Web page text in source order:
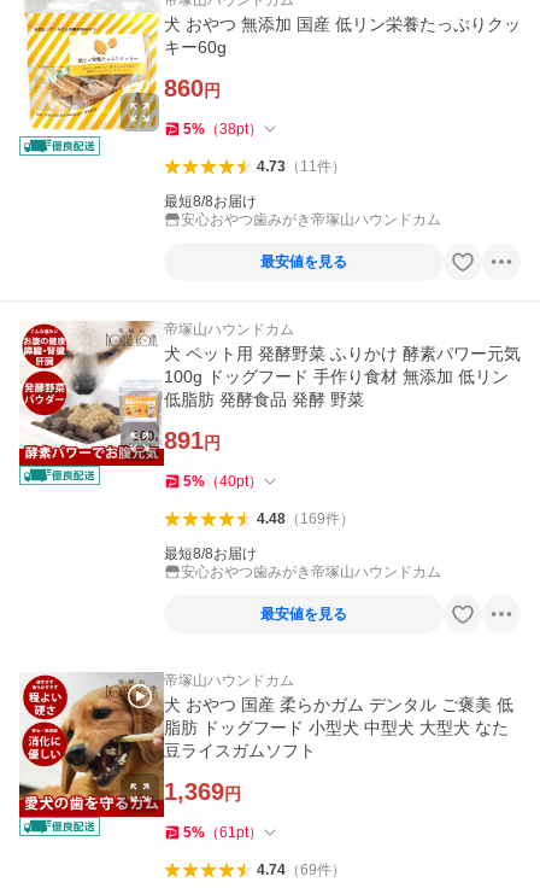
犬 おやつ 無添加 国産 低リン栄養たっぷりクッ
キー60g
860円
5% （38pt）
4.73（ 11件）
最短8/8お届け
安心おやつ歯みがき帝塚山ハウンドカム
最安値を見る
帝塚山ハウンドカム
犬 ペット用 発酵野菜 ふりかけ 酵素パワー元気
100g ドッグフード 手作り食材 無添加 低リン
低脂肪 発酵食品 発酵 野菜
891円
5% （40pt）
4.48（ 169件）
最短8/8お届け
安心おやつ歯みがき帝塚山ハウンドカム
最安値を見る
帝塚山ハウンドカム
犬 おやつ 国産 柔らかガム デンタル ご褒美 低
脂肪 ドッグフード 小型犬 中型犬 大型犬 なた
豆ライスガムソフト
1,369円
5% （61pt）
4.74（69件）